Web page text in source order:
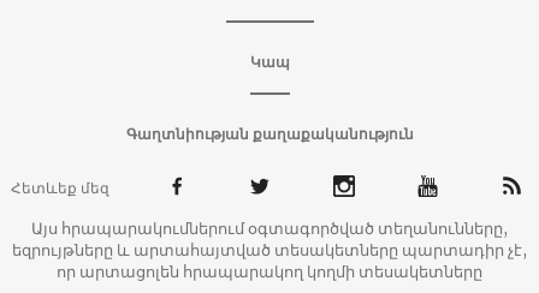
Կապ
Գաղտնիության քաղաքականություն
Հետևեք մեզ
Այս հրապարակումներում օգտագործված տեղանունները,
եզրույթները և արտահայտված տեսակետները պարտադիր չէ,
որ արտացոլեն հրապարակող կողմի տեսակետները